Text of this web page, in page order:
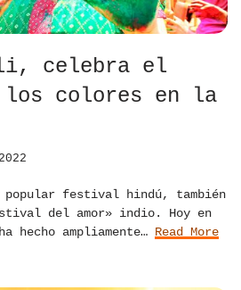
celebra el
colores en la
festival hindú, también
del amor» indio. Hoy en
ampliamente… Read More